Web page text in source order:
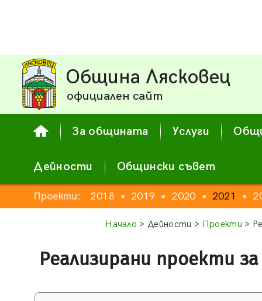
Община Лясковец
официален сайт
За общината Услуги
Дейности Общински съвет
Проекти:
● 2017 2018 ● 2019 ● 2020 ● 2021 ●
Начало > Дейности > Проекти >
Реализирани проекти за